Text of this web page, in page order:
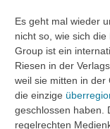
Es geht mal wieder
nicht so, wie sich
Group ist ein
Riesen in der
weil sie mitten in der
die einzige
geschlossen haben.
regelrechten